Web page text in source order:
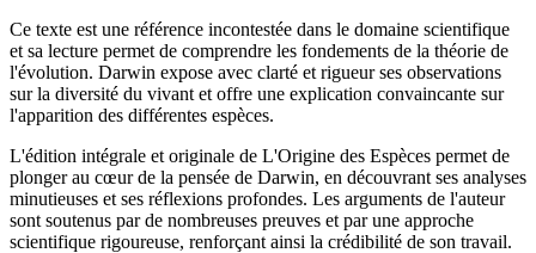
Ce texte est une référence incontestée dans le domaine scientifique
et sa lecture permet de comprendre les fondements de la théorie de
l'évolution. Darwin expose avec clarté et rigueur ses observations
sur la diversité du vivant et offre une explication convaincante sur
l'apparition des différentes espèces.
L'édition intégrale et originale de L'Origine des Espèces permet de
plonger au cœur de la pensée de Darwin, en découvrant ses analyses
minutieuses et ses réflexions profondes. Les arguments de l'auteur
sont soutenus par de nombreuses preuves et par une approche
scientifique rigoureuse, renforçant ainsi la crédibilité de son travail.